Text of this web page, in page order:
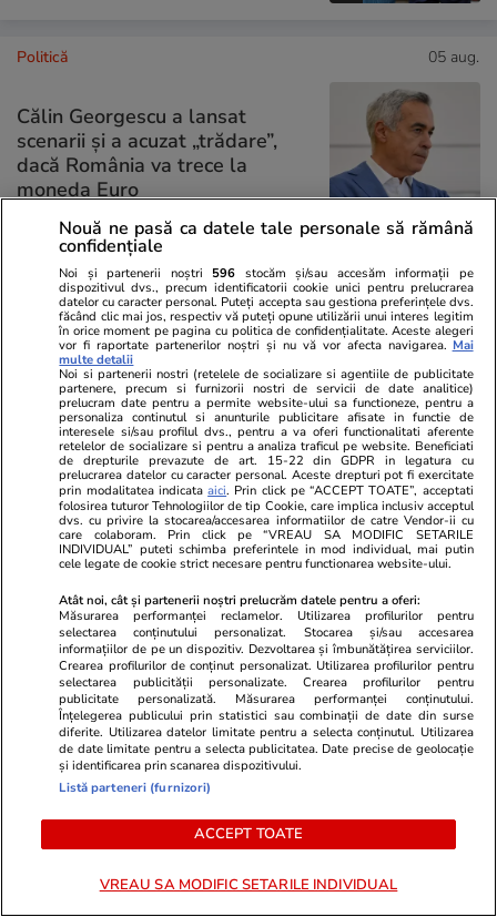
Politică 05 aug.
Călin Georgescu a lansat
scenarii și a acuzat „trădare”,
dacă România va trece la
moneda Euro
PARTENERI
ZiaruldeIasi.ro
Motivul interesant pentru care o
elevă din rural cu o medie de top
la Evaluarea Națională a ales un
liceu tehnologic. „Este o
nebuloasă și pentru noi”
Fanatik.ro
Edi
transfer-
fi cel mai
Nouă ne pasă ca datele tale personale să rămână
confidențiale
Noi și partenerii noștri 596 stocăm și/sau accesăm informații pe
dispozitivul dvs., precum identificatorii cookie unici pentru prelucrarea
datelor cu caracter personal. Puteți accepta sau gestiona preferințele dvs.
făcând clic mai jos, respectiv vă puteți opune utilizării unui interes legitim
în orice moment pe pagina cu politica de confidențialitate. Aceste alegeri
vor fi raportate partenerilor noștri și nu vă vor afecta navigarea. Mai
multe detalii
Noi si partenerii nostri (retelele de socializare si agentiile de publicitate
partenere, precum si furnizorii nostri de servicii de date analitice)
prelucram date pentru a permite website-ului sa functioneze, pentru a
personaliza continutul si anunturile publicitare afisate in functie de
interesele si/sau profilul dvs., pentru a va oferi functionalitati aferente
retelelor de socializare si pentru a analiza traficul pe website. Beneficiati
de drepturile prevazute de art. 15-22 din GDPR in legatura cu
prelucrarea datelor cu caracter personal. Aceste drepturi pot fi exercitate
prin modalitatea indicataaici. Prin click pe “ACCEPT TOATE”, acceptati
folosirea tuturor Tehnologiilor de tip Cookie, care implica inclusiv acceptul
dvs. cu privire la stocarea/accesarea informatiilor de catre Vendor-ii cu
care colaboram. Prin click pe “VREAU SA MODIFIC SETARILE
INDIVIDUAL” puteti schimba preferintele in mod individual, mai putin
cele legate de cookie strict necesare pentru functionarea website-ului.
Atât noi, cât și partenerii noștri prelucrăm datele pentru a oferi:
Măsurarea performanței reclamelor. Utilizarea profilurilor pentru
selectarea conținutului personalizat. Stocarea și/sau accesarea
informațiilor de pe un dispozitiv. Dezvoltarea și îmbunătățirea serviciilor.
Crearea profilurilor de conținut personalizat. Utilizarea profilurilor pentru
selectarea publicității personalizate. Crearea profilurilor pentru
publicitate personalizată. Măsurarea performanței conținutului.
Înțelegerea publicului prin statistici sau combinații de date din surse
diferite. Utilizarea datelor limitate pentru a selecta conținutul. Utilizarea
de date limitate pentru a selecta publicitatea. Date precise de geolocație
și identificarea prin scanarea dispozitivului.
Listă parteneri (furnizori)
ACCEPT TOATE
VREAU SA MODIFIC SETARILE INDIVIDUAL